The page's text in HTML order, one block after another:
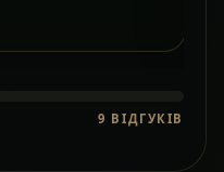
9 ВІДГУКІВ